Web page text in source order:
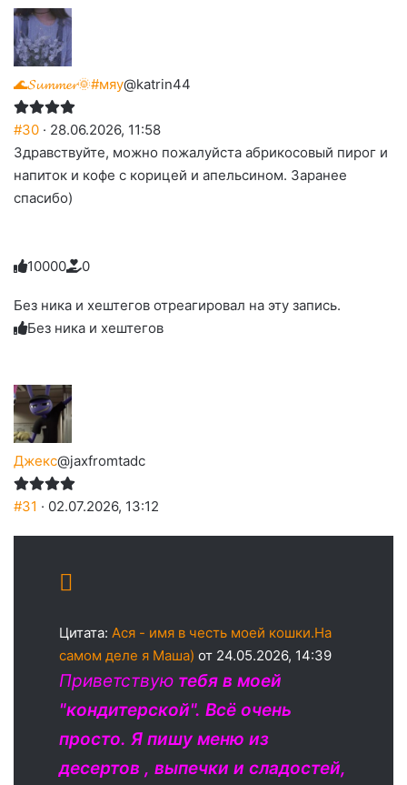
🌊𝓢𝓾𝓶𝓶𝓮𝓻🌞#мяу@katrin44
#30 · 28.06.2026, 11:58
Здравствуйте, можно пожалуйста абрикосовый пирог и
напиток и кофе с корицей и апельсином. Заранее
спасибо)
Голосуйте
вверх.
1
Нажмите
реакцию:
0
Нажмите
реакцию:
до
0
Нажмите
реакцию:
0
Нажмите
реакцию:
0
Нажмите
благодарю
0
Без ника и хештегов отреагировал на эту запись.
Без ника и хештегов
Джекс@jaxfromtadc
#31 · 02.07.2026, 13:12
Цитата: Ася - имя в честь моей кошки.На
самом деле я Маша) от 24.05.2026, 14:39
Приветствую тебя в моей
"кондитерской". Всё очень
просто. Я пишу меню из
десертов , выпечки и сладостей,